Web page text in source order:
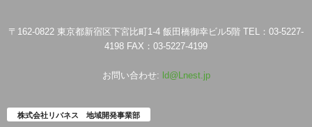
〒162-0822 東京都新宿区下宮比町1-4 飯田橋御幸ビル5階 TEL：03-5227-
4198 FAX：03-5227-4199
お問い合わせ: ld@Lnest.jp
株式会社リバネス 地域開発事業部